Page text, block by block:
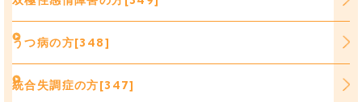
うつ病の方[348]
統合失調症の方[347]